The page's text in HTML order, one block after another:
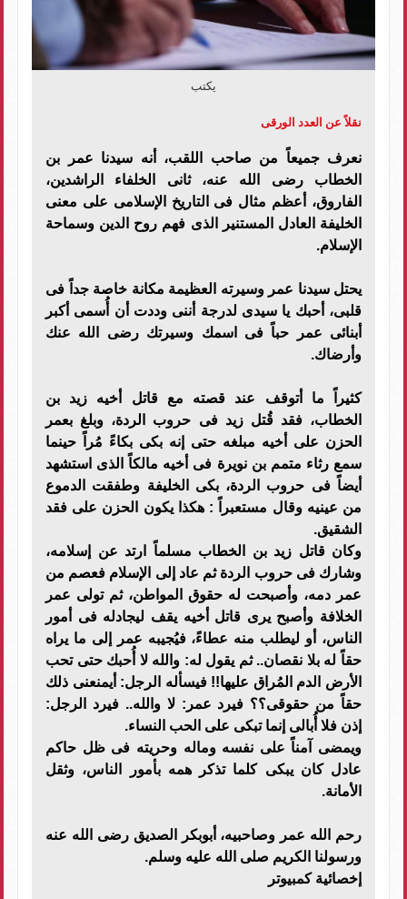
يكتب
نقلاً عن العدد الورقى
نعرف جميعاً من صاحب اللقب، أنه سيدنا عمر بن
الخطاب رضى الله عنه، ثانى الخلفاء الراشدين،
الفاروق، أعظم مثال فى التاريخ الإسلامى على معنى
الخليفة العادل المستنير الذى فهم روح الدين وسماحة
الإسلام.
يحتل سيدنا عمر وسيرته العظيمة مكانة خاصة جداً فى
قلبى، أحبك يا سيدى لدرجة أننى وددت أن أُسمى أكبر
أبنائى عمر حباً فى اسمك وسيرتك رضى الله عنك
وأرضاك.
كثيراً ما أتوقف عند قصته مع قاتل أخيه زيد بن
الخطاب، فقد قُتل زيد فى حروب الردة، وبلغ بعمر
الحزن على أخيه مبلغه حتى إنه بكى بكاءً مُراً حينما
سمع رثاء متمم بن نويرة فى أخيه مالكاً الذى استشهد
أيضاً فى حروب الردة، بكى الخليفة وطفقت الدموع
من عينيه وقال مستعبراً : هكذا يكون الحزن على فقد
الشقيق.
وكان قاتل زيد بن الخطاب مسلماً ارتد عن إسلامه،
وشارك فى حروب الردة ثم عاد إلى الإسلام فعصم من
عمر دمه، وأصبحت له حقوق المواطن، ثم تولى عمر
الخلافة وأصبح يرى قاتل أخيه يقف ليجادله فى أمور
الناس، أو ليطلب منه عطاءً، فيُجيبه عمر إلى ما يراه
حقاً له بلا نقصان.. ثم يقول له: والله لا أُحبك حتى تحب
الأرض الدم المُراق عليها!! فيسأله الرجل: أيمنعنى ذلك
حقاً من حقوقى؟؟ فيرد عمر: لا والله.. فيرد الرجل:
إذن فلا أُبالى إنما تبكى على الحب النساء.
ويمضى آمناً على نفسه وماله وحريته فى ظل حاكم
عادل كان يبكى كلما تذكر همه بأمور الناس، وثقل
الأمانة.
رحم الله عمر وصاحبيه، أبوبكر الصديق رضى الله عنه
ورسولنا الكريم صلى الله عليه وسلم.
إخصائية كمبيوتر